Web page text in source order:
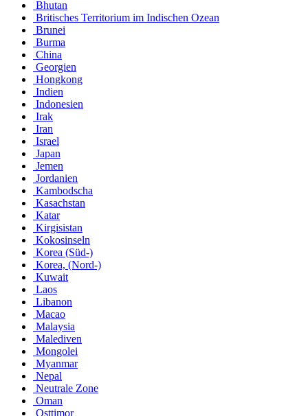
Bhutan
Britisches Territorium im Indischen Ozean
Brunei
Burma
China
Georgien
Hongkong
Indien
Indonesien
Irak
Iran
Israel
Japan
Jemen
Jordanien
Kambodscha
Kasachstan
Katar
Kirgisistan
Kokosinseln
Korea (Süd-)
Korea, (Nord-)
Kuwait
Laos
Libanon
Macao
Malaysia
Malediven
Mongolei
Myanmar
Nepal
Neutrale Zone
Oman
Osttimor